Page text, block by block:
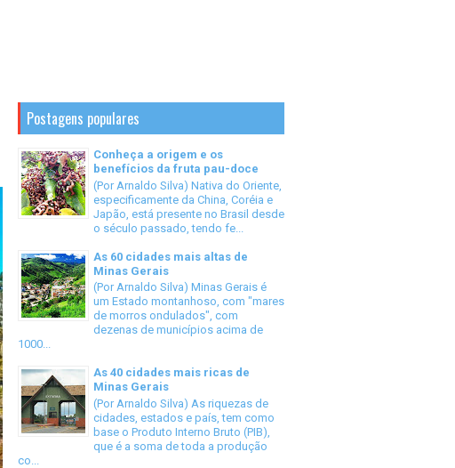
Postagens populares
Conheça a origem e os
benefícios da fruta pau-doce
(Por Arnaldo Silva) Nativa do Oriente,
especificamente da China, Coréia e
Japão, está presente no Brasil desde
o século passado, tendo fe...
As 60 cidades mais altas de
Minas Gerais
(Por Arnaldo Silva) Minas Gerais é
um Estado montanhoso, com "mares
de morros ondulados", com
dezenas de municípios acima de
1000...
As 40 cidades mais ricas de
Minas Gerais
(Por Arnaldo Silva) As riquezas de
cidades, estados e país, tem como
base o Produto Interno Bruto (PIB),
que é a soma de toda a produção
co...